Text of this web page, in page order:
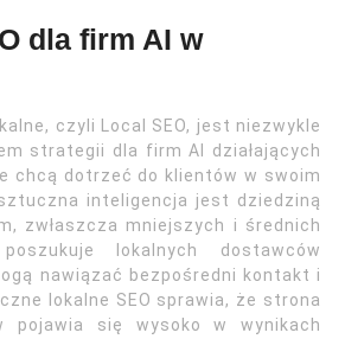
dla firm AI w
czyli Local SEO, jest niezwykle
strategii dla firm AI działających
chcą dotrzeć do klientów w swoim
inteligencja jest dziedziną
zwłaszcza mniejszych i średnich
lokalnych dostawców
nawiązać bezpośredni kontakt i
lokalne SEO sprawia, że strona
pojawia się wysoko w wynikach